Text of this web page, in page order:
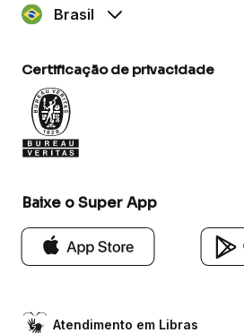
Brasil
Certificação de privacidade
Baixe o Super App
Atendimento em Libras